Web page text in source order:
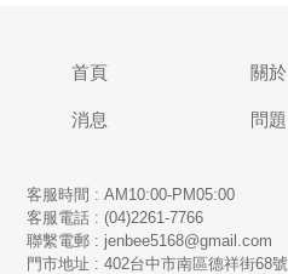
首頁 關於
消息 問題
客服時間 : AM10:00-PM05:00
客服電話 : (04)2261-7766
​聯繫電郵 : jenbee5168@gmail.com
門市地址 : 402台中市南區德祥街68號